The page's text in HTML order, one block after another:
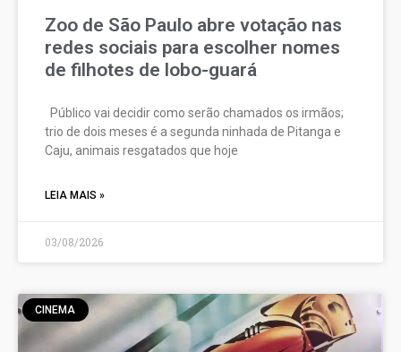
Zoo de São Paulo abre votação nas
redes sociais para escolher nomes
de filhotes de lobo-guará
Público vai decidir como serão chamados os irmãos;
trio de dois meses é a segunda ninhada de Pitanga e
Caju, animais resgatados que hoje
LEIA MAIS »
03/08/2026
CINEMA